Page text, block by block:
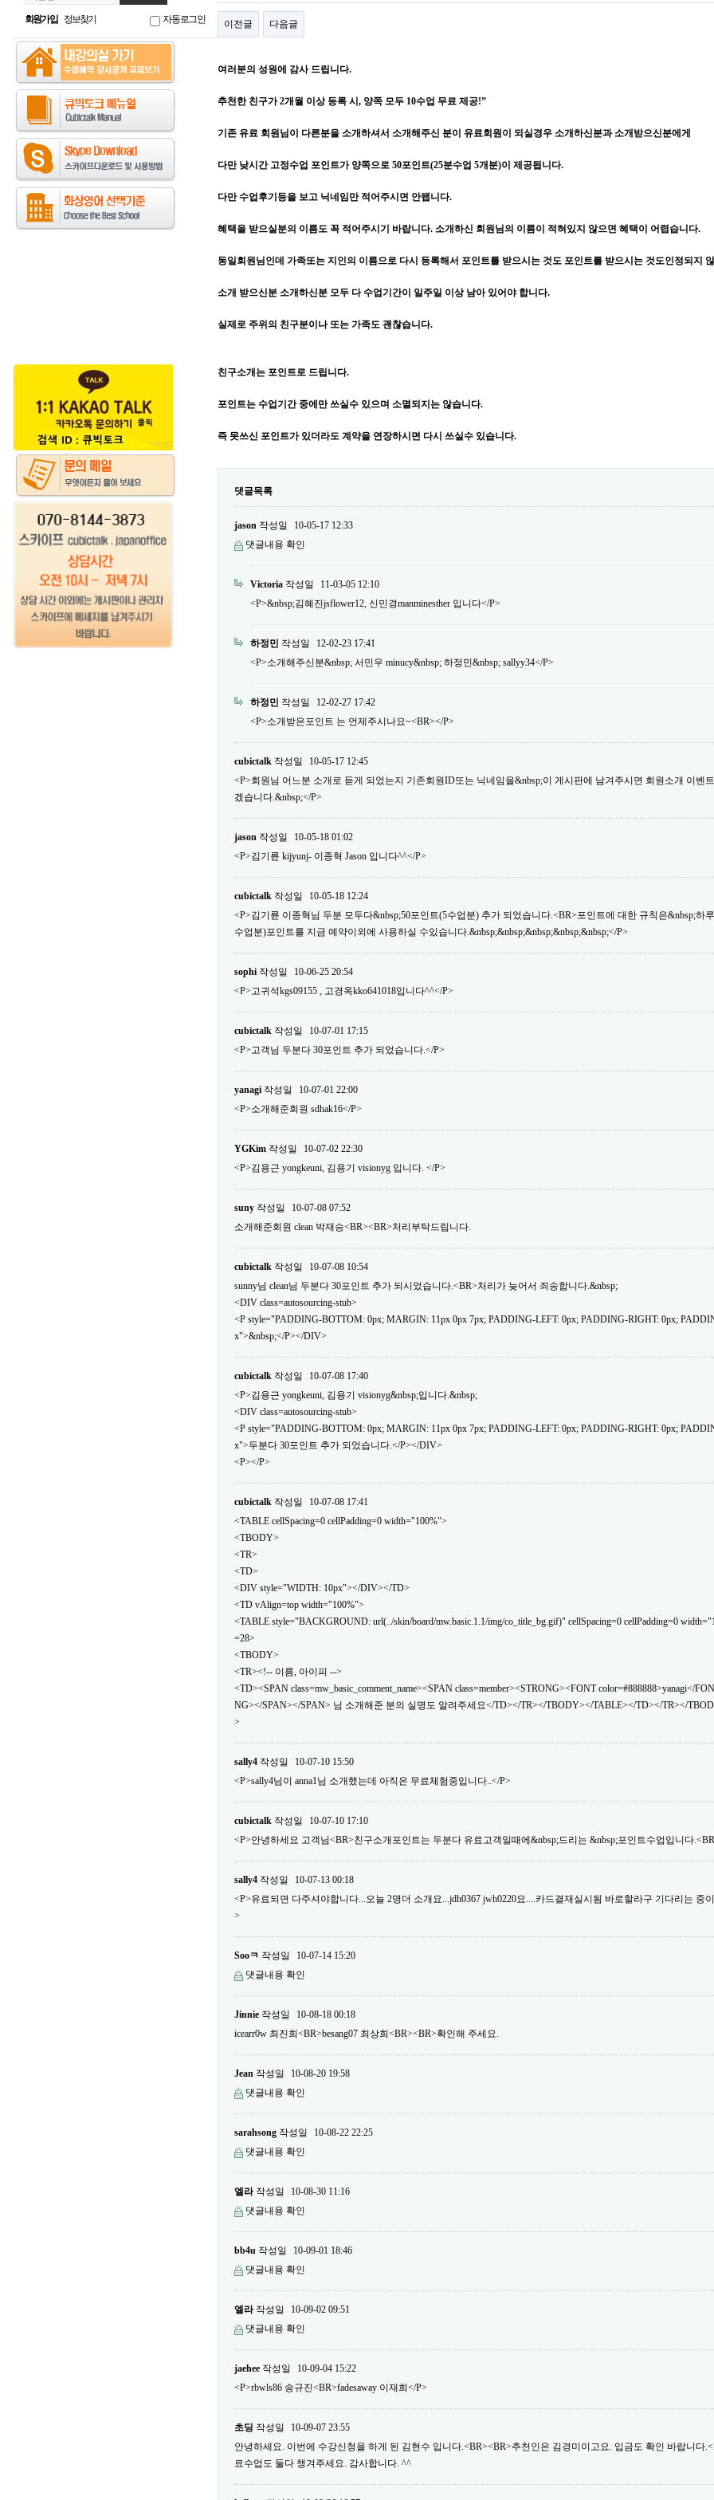
회원가입 정보찾기 자동로그인 이전글 다음글
여러분의 성원에 감사 드립니다.
추천한 친구가 2개월 이상 등록 시, 양쪽 모두 10수업 무료 제공!”
기존 유료 회원님이 다른분을 소개하셔서 소개해주신 분이 유료회원이 되실경우 소개하신분과 소개받으신분에게
다만 낮시간 고정수업 포인트가 양쪽으로 50포인트(25분수업 5개분)이 제공됩니다.
다만 수업후기등을 보고 닉네임만 적어주시면 안됍니다.
혜택을 받으실분의 이름도 꼭 적어주시기 바랍니다. 소개하신 회원님의 이름이 적혀있지 않으면 혜택이 어렵습니다.
동일회원님인데 가족또는 지인의 이름으로 다시 등록해서 포인트를 받으시는 것도 포인트를 받으시는 것도인정되지
소개 받으신분 소개하신분 모두 다 수업기간이 일주일 이상 남아 있어야 합니다.
실제로 주위의 친구분이나 또는 가족도 괜찮습니다.
친구소개는 포인트로 드립니다.
포인트는 수업기간 중에만 쓰실수 있으며 소멸되지는 않습니다.
즉 못쓰신 포인트가 있더라도 계약을 연장하시면 다시 쓰실수 있습니다.
댓글목록
jason 작성일
10-05-17 12:33
댓글내용 확인
Victoria 작성일
11-03-05 12:10
<P>&nbsp;김혜진jsflower12, 신민경manminesther 입니다</P>
하정민 작성일
12-02-23 17:41
<P>소개해주신분&nbsp; 서민우 minucy&nbsp; 하정민&nbsp; sallyy34</P>
하정민 작성일
12-02-27 17:42
<P>소개받은포인트 는 언제주시나요~<BR></P>
cubictalk 작성일
10-05-17 12:45
<P>회원님 어느분 소개로 듣게 되었는지 기존회원ID또는 닉네임을&nbsp;이 게시판에 남겨주시면 회원소개 이벤
겠습니다.&nbsp;</P>
jason 작성일
10-05-18 01:02
<P>김기륜 kijyunj- 이종혁 Jason 입니다^^</P>
cubictalk 작성일
10-05-18 12:24
<P>김기륜 이종혁님 두분 모두다&nbsp;50포인트(5수업분) 추가 되었습니다.<BR>포인트에 대한 규칙은&nbsp;하
수업분)포인트를 지금 예약이외에 사용하실 수있습니다.&nbsp;&nbsp;&nbsp;&nbsp;&nbsp;</P>
sophi 작성일
10-06-25 20:54
<P>고귀석kgs09155 , 고경옥kko641018입니다^^</P>
cubictalk 작성일
10-07-01 17:15
<P>고객님 두분다 30포인트 추가 되었습니다.</P>
yanagi 작성일
10-07-01 22:00
<P>소개해준회원 sdhak16</P>
YGKim 작성일
10-07-02 22:30
<P>김용근 yongkeuni, 김용기 visionyg 입니다. </P>
suny 작성일
10-07-08 07:52
소개해준회원 clean 박재승<BR><BR>처리부탁드립니다.
cubictalk 작성일
10-07-08 10:54
sunny님 clean님 두분다 30포인트 추가 되시었습니다.<BR>처리가 늦어서 죄송합니다.&nbsp;
<DIV class=autosourcing-stub>
<P style="PADDING-BOTTOM: 0px; MARGIN: 11px 0px 7px; PADDING-LEFT: 0px; PADDING-RIGHT: 0px;
x">&nbsp;</P></DIV>
cubictalk 작성일
10-07-08 17:40
<P>김용근 yongkeuni, 김용기 visionyg&nbsp;입니다.&nbsp;
<DIV class=autosourcing-stub>
<P style="PADDING-BOTTOM: 0px; MARGIN: 11px 0px 7px; PADDING-LEFT: 0px; PADDING-RIGHT: 0px;
x">두분다 30포인트 추가 되었습니다.</P></DIV>
<P></P>
cubictalk 작성일
10-07-08 17:41
<TABLE cellSpacing=0 cellPadding=0 width="100%">
<TBODY>
<TR>
<TD>
<DIV style="WIDTH: 10px"></DIV></TD>
<TD vAlign=top width="100%">
<TABLE style="BACKGROUND: url(../skin/board/mw.basic.1.1/img/co_title_bg.gif)" cellSpacing=0 cellPadding=0
=28>
<TBODY>
<TR><!-- 이름, 아이피 -->
<TD><SPAN class=mw_basic_comment_name><SPAN class=member><STRONG><FONT color=#888888>yanagi</
NG></SPAN></SPAN> 님 소개해준 분의 실명도 알려주세요</TD></TR></TBODY></TABLE></TD></TR></
>
sally4 작성일
10-07-10 15:50
<P>sally4님이 anna1님 소개했는데 아직은 무료체험중입니다..</P>
cubictalk 작성일
10-07-10 17:10
<P>안녕하세요 고객님<BR>친구소개포인트는 두분다 유료고객일때에&nbsp;드리는 &nbsp;포인트수업입니다
sally4 작성일
10-07-13 00:18
<P>유료되면 다주셔야합니다...오늘 2명더 소개요...jdh0367 jwh0220요....카드결재실시됨 바로할라구 기다리는 중
>
Sooㅋ 작성일
10-07-14 15:20
댓글내용 확인
Jinnie 작성일
10-08-18 00:18
icearr0w 최진희<BR>besang07 최상희<BR><BR>확인해 주세요.
Jean 작성일
10-08-20 19:58
댓글내용 확인
sarahsong 작성일
10-08-22 22:25
댓글내용 확인
엘라작성일
10-08-30 11:16
댓글내용 확인
bb4u 작성일
10-09-01 18:46
댓글내용 확인
엘라작성일
10-09-02 09:51
댓글내용 확인
jaehee 작성일
10-09-04 15:22
<P>rbwls86 송규진<BR>fadesaway 이재희</P>
초딩 작성일
10-09-07 23:55
안녕하세요. 이번에 수강신청을 하게 된 김현수 입니다.<BR><BR>추천인은 김경미이고요. 입금도 확인 바랍니다
료수업도 둘다 챙겨주세요. 감사합니다. ^^